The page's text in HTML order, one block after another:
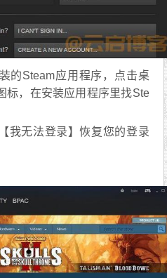
的Steam应用程序，点击桌
标，在安装应用程序里找Ste
我无法登录】恢复您的登录